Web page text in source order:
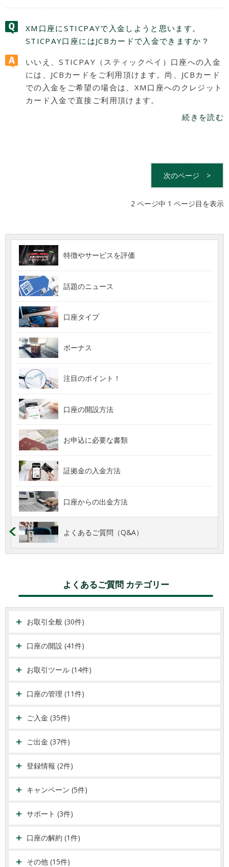
XM口座にSTICPAYで入金しようと思います。
STICPAY口座にはJCBカードで入金できますか？
いいえ、STICPAY（スティックペイ）口座への入金
には、JCBカードをご利用頂けます。尚、JCBカード
での入金をご希望の場合は、XM口座へのクレジット
カード入金で直接ご利用頂けます。
続きを読む
次のページ >
2 ページ中 1 ページ目を表示
特徴やサービスを評価
話題のニュース
口座タイプ
ボーナス
注目のポイント！
口座の開設方法
お申込に必要な書類
証拠金の入金方法
口座からの出金方法
よくあるご質問（Q&A）
よくあるご質問 カテゴリー
お取引全般 (30件)
口座の開設 (41件)
お取引ツール (14件)
口座の管理 (11件)
ご入金 (35件)
ご出金 (37件)
登録情報 (2件)
キャンペーン (5件)
サポート (3件)
口座の解約 (1件)
その他 (15件)